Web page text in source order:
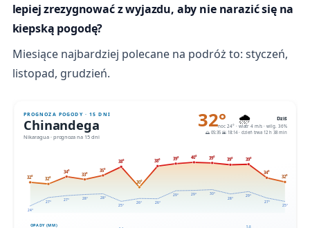
lepiej zrezygnować z wyjazdu, aby nie narazić się na
kiepską pogodę?
Miesiące najbardziej polecane na podróż to: styczeń,
listopad, grudzień.